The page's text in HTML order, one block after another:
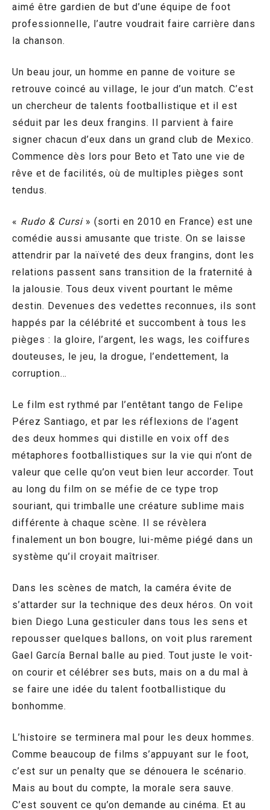
aimé être gardien de but d’une équipe de foot
professionnelle, l’autre voudrait faire carrière dans
la chanson.
Un beau jour, un homme en panne de voiture se
retrouve coincé au village, le jour d’un match. C’est
un chercheur de talents footballistique et il est
séduit par les deux frangins. Il parvient à faire
signer chacun d’eux dans un grand club de Mexico.
Commence dès lors pour Beto et Tato une vie de
rêve et de facilités, où de multiples pièges sont
tendus.
« Rudo & Cursi» (sorti en 2010 en France) est une
comédie aussi amusante que triste. On se laisse
attendrir par la naïveté des deux frangins, dont les
relations passent sans transition de la fraternité à
la jalousie. Tous deux vivent pourtant le même
destin. Devenues des vedettes reconnues, ils sont
happés par la célébrité et succombent à tous les
pièges : la gloire, l’argent, les wags, les coiffures
douteuses, le jeu, la drogue, l’endettement, la
corruption…
Le film est rythmé par l’entêtant tango de Felipe
Pérez Santiago, et par les réflexions de l’agent
des deux hommes qui distille en voix off des
métaphores footballistiques sur la vie qui n’ont de
valeur que celle qu’on veut bien leur accorder. Tout
au long du film on se méfie de ce type trop
souriant, qui trimballe une créature sublime mais
différente à chaque scène. Il se révèlera
finalement un bon bougre, lui-même piégé dans un
système qu’il croyait maîtriser.
Dans les scènes de match, la caméra évite de
s’attarder sur la technique des deux héros. On voit
bien Diego Luna gesticuler dans tous les sens et
repousser quelques ballons, on voit plus rarement
Gael García Bernal balle au pied. Tout juste le voit-
on courir et célébrer ses buts, mais on a du mal à
se faire une idée du talent footballistique du
bonhomme.
L’histoire se terminera mal pour les deux hommes.
Comme beaucoup de films s’appuyant sur le foot,
c’est sur un penalty que se dénouera le scénario.
Mais au bout du compte, la morale sera sauve.
C’est souvent ce qu’on demande au cinéma. Et au